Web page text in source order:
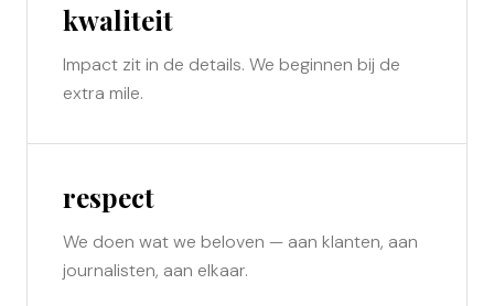
kwaliteit
Impact zit in de details. We beginnen bij de
extra mile.
respect
We doen wat we beloven — aan klanten, aan
journalisten, aan elkaar.